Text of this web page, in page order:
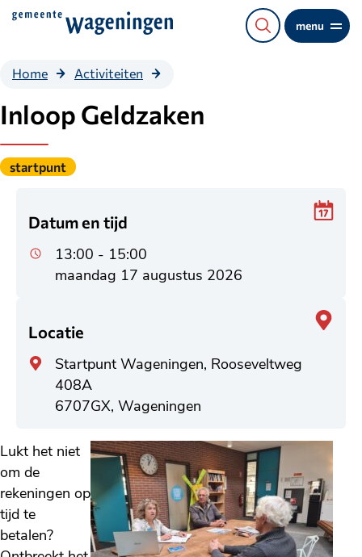
Direct
content
menu
Home Activiteiten
Inloop Geldzaken
Gepubliceerd
categorie:
startpunt
Datum en tijd
13:00 - 15:00
maandag 17 augustus 2026
Locatie
Algemeen
adres
Startpunt Wageningen, Rooseveltweg
408A
6707GX, Wageningen
Lukt het niet
om de
rekeningen op
tijd te
betalen?